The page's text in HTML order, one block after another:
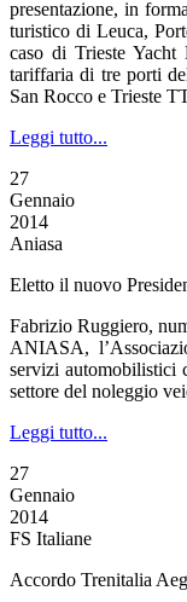
presentazione, in
turistico di Leuca,
caso di Trieste
tariffaria di tre porti
San Rocco e Trieste
Leggi tutto...
27
Gennaio
2014
Aniasa
Eletto il nuovo
Fabrizio Ruggiero,
ANIASA,
servizi automobilistici
settore del noleggio
Leggi tutto...
27
Gennaio
2014
FS Italiane
Accordo Trenitalia